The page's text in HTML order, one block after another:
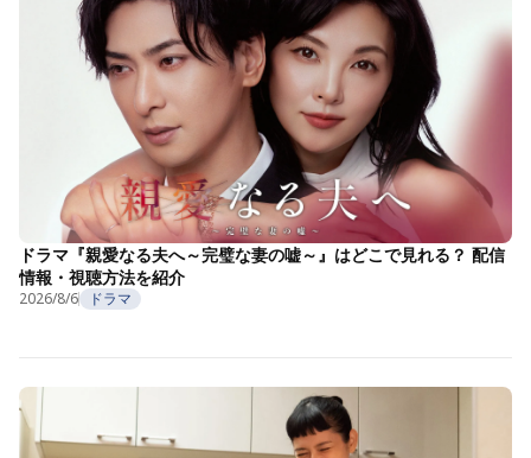
ドラマ『親愛なる夫へ～完璧な妻の嘘～』はどこで見れる？ 配信
情報・視聴方法を紹介
2026/8/6 ドラマ